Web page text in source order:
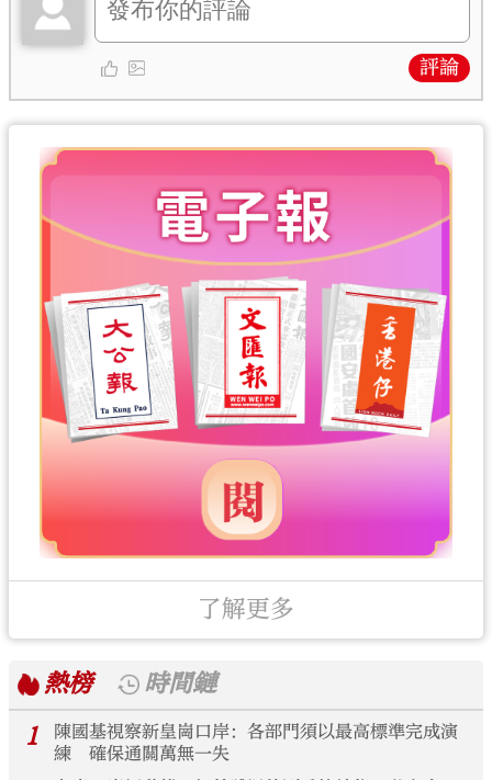
評論
了解更多
熱榜
時間鏈
1
陳國基視察新皇崗口岸：各部門須以最高標準完成演
練 確保通關萬無一失